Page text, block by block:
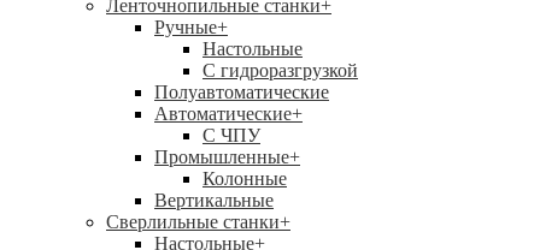
Ленточнопильные станки+
Ручные+
Настольные
С гидроразгрузкой
Полуавтоматические
Автоматические+
С ЧПУ
Промышленные+
Колонные
Вертикальные
Сверлильные станки+
Настольные+